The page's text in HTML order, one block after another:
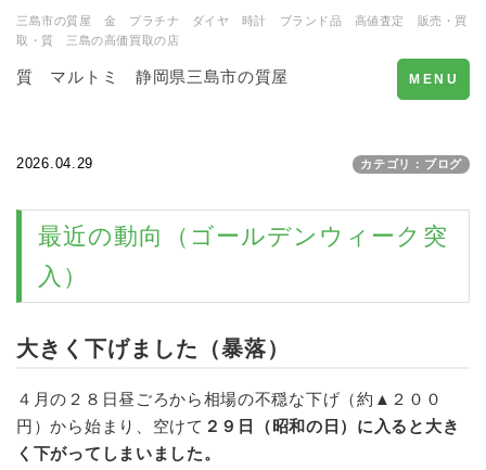
三島市の質屋 金 プラチナ ダイヤ 時計 ブランド品 高値査定 販売・買
取・質 三島の高価買取の店
質 マルトミ 静岡県三島市の質屋
Toggle
navigation
MENU
2026.04.29 カテゴリ：ブログ
最近の動向（ゴールデンウィーク突
入）
大きく下げました（暴落）
４月の２８日昼ごろから相場の不穏な下げ（約▲２００
円）から始まり、空けて ２９日（昭和の日）に入ると大き
く下がってしまいました。